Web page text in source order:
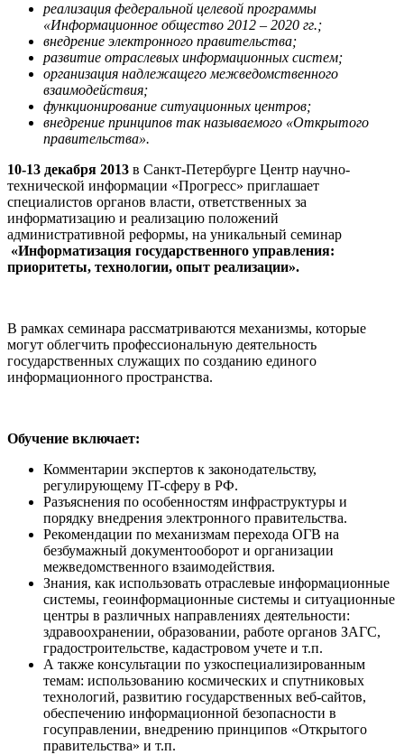
реализация федеральной целевой программы
«Информационное общество 2012 – 2020 гг.;
внедрение электронного правительства;
развитие отраслевых информационных систем;
организация надлежащего межведомственного
взаимодействия;
функционирование ситуационных центров;
внедрение принципов так называемого «Открытого
правительства».
10-13 декабря 2013 в Санкт-Петербурге Центр научно-
технической информации «Прогресс» приглашает
специалистов органов власти, ответственных за
информатизацию и реализацию положений
административной реформы, на уникальный семинар
«Информатизация государственного управления:
приоритеты, технологии, опыт реализации».
В рамках семинара рассматриваются механизмы, которые
могут облегчить профессиональную деятельность
государственных служащих по созданию единого
информационного пространства.
Обучение включает:
Комментарии экспертов к законодательству,
регулирующему IT-сферу в РФ.
Разъяснения по особенностям инфраструктуры и
порядку внедрения электронного правительства.
Рекомендации по механизмам перехода ОГВ на
безбумажный документооборот и организации
межведомственного взаимодействия.
Знания, как использовать отраслевые информационные
системы, геоинформационные системы и ситуационные
центры в различных направлениях деятельности:
здравоохранении, образовании, работе органов ЗАГС,
градостроительстве, кадастровом учете и т.п.
А также консультации по узкоспециализированным
темам: использованию космических и спутниковых
технологий, развитию государственных веб-сайтов,
обеспечению информационной безопасности в
госуправлении, внедрению принципов «Открытого
правительства» и т.п.